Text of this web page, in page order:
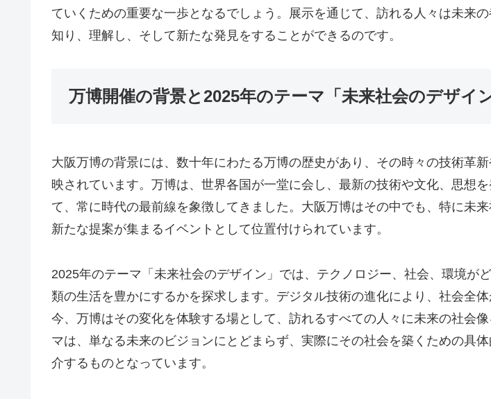
ていくための重要な一歩となるでしょう。展示を通じて、訪れる人々は未来
知り、理解し、そして新たな発見をすることができるのです。
万博開催の背景と2025年のテーマ「未来社会のデザイン
大阪万博の背景には、数十年にわたる万博の歴史があり、その時々の技術革
映されています。万博は、世界各国が一堂に会し、最新の技術や文化、思想
て、常に時代の最前線を象徴してきました。大阪万博はその中でも、特に未
新たな提案が集まるイベントとして位置付けられています。
2025年のテーマ「未来社会のデザイン」では、テクノロジー、社会、環境が
類の生活を豊かにするかを探求します。デジタル技術の進化により、社会全
今、万博はその変化を体験する場として、訪れるすべての人々に未来の社会
マは、単なる未来のビジョンにとどまらず、実際にその社会を築くための具
介するものとなっています。